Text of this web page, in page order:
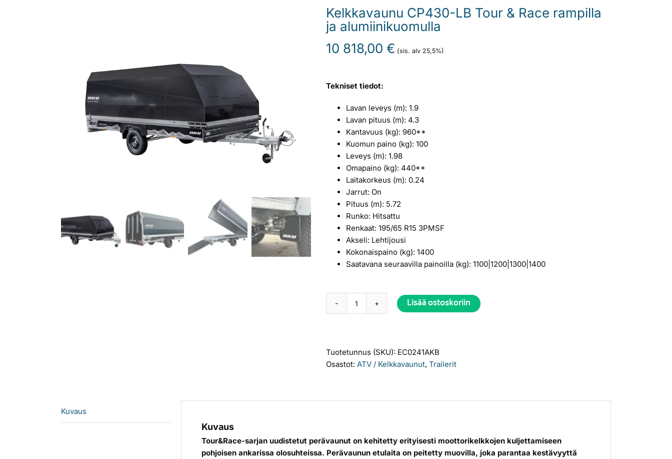
Kelkkavaunu CP430-LB Tour & Race rampilla
ja alumiinikuomulla
10 818,00 € (sis. alv 25,5%)
Tekniset tiedot:
Lavan leveys (m): 1.9
Lavan pituus (m): 4.3
Kantavuus (kg): 960**
Kuomun paino (kg): 100
Leveys (m): 1.98
Omapaino (kg): 440**
Laitakorkeus (m): 0.24
Jarrut: On
Pituus (m): 5.72
Runko: Hitsattu
Renkaat: 195/65 R15 3PMSF
Akseli: Lehtijousi
Kokonaispaino (kg): 1400
Saatavana seuraavilla painoilla (kg): 1100|1200|1300|1400
Kelkkavaunu
&
Race
Lisää ostoskoriin
Alternative:
Tuotetunnus (SKU): EC0241AKB
Osastot: ATV / Kelkkavaunut, Trailerit
Kuvaus
Kuvaus
Tour&Race-sarjan uudistetut perävaunut on kehitetty erityisesti moottorikelkkojen kuljettamiseen
pohjoisen ankarissa olosuhteissa. Perävaunun etulaita on peitetty muovilla, joka parantaa kestävyyttä